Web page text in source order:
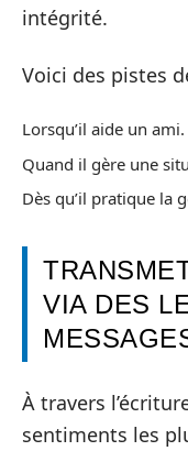
intégrité.
Voici des pistes
Lorsqu’il aide un ami.
Quand il gère une
Dès qu’il pratique la
VIA DES
À travers
sentiments les